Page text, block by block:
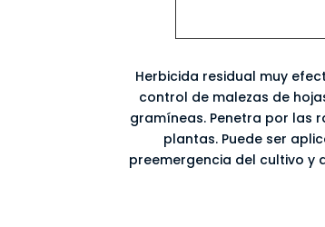
Herbicida residual muy
control de malezas de
gramíneas. Penetra por las
plantas. Puede ser
preemergencia del cultivo y